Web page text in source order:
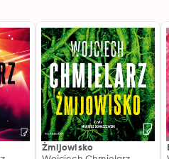
Żmijowisko